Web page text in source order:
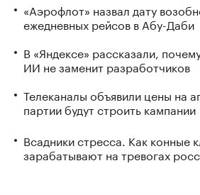
«Аэрофлот» назвал дату
ежедневных рейсов в Абу-Даби
В «Яндексе» рассказали,
ИИ не заменит разработчиков
Телеканалы объявили цены на
партии будут строить кампании
Всадники стресса. Как конные
зарабатывают на тревогах